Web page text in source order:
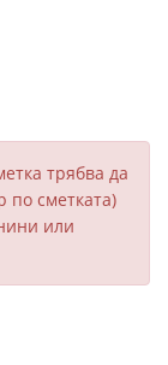
трябва да
по сметката)
или